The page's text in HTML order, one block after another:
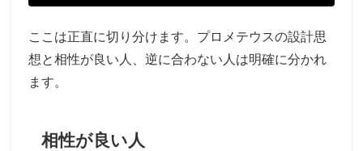
ここは正直に切り分けます。プロメテウスの設計思
想と相性が良い人、逆に合わない人は明確に分かれ
ます。
相性が良い人